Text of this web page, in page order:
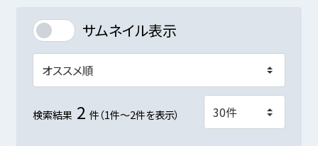
サムネイル表示
検索結果 2 件（1件～2件を表示）